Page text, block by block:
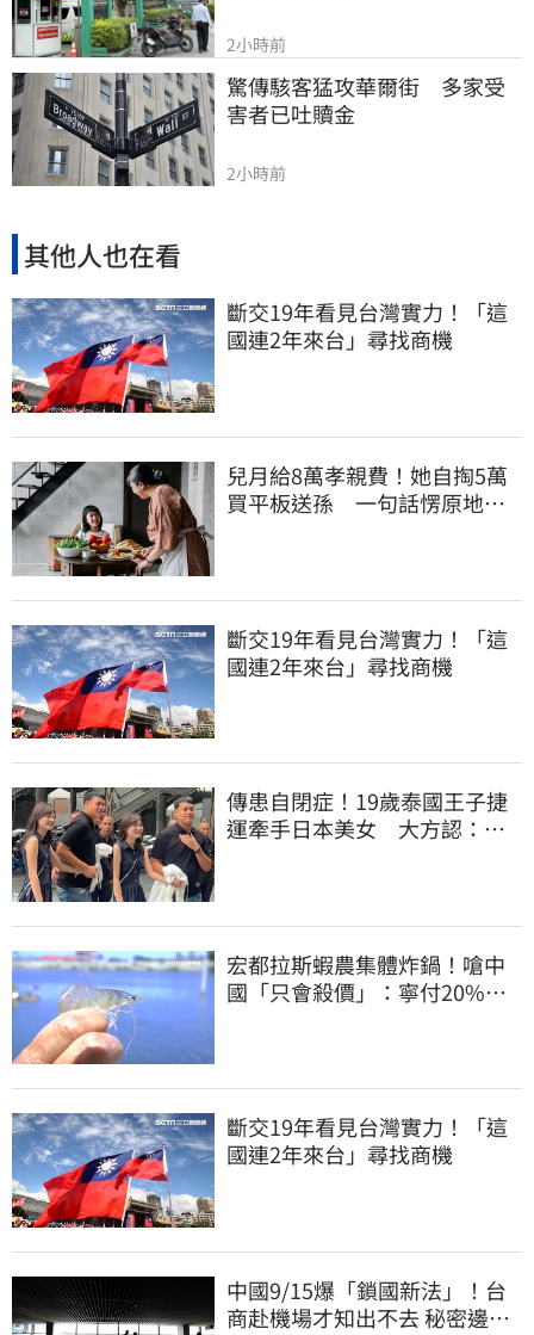
2小時前
驚傳駭客猛攻華爾街　多家受
害者已吐贖金
2小時前
其他人也在看
斷交19年看見台灣實力！「這
國連2年來台」尋找商機
兒月給8萬孝親費！她自掏5萬
買平板送孫 一句話愣原地
斷交19年看見台灣實力！「這
國連2年來台」尋找商機
傳患自閉症！19歲泰國王子捷
運牽手日本美女 大方認：
宏都拉斯蝦農集體炸鍋！嗆中
國「只會殺價」：寧付20%關
斷交19年看見台灣實力！「這
國連2年來台」尋找商機
中國9/15爆「鎖國新法」！台
商赴機場才知出不去 秘密邊控